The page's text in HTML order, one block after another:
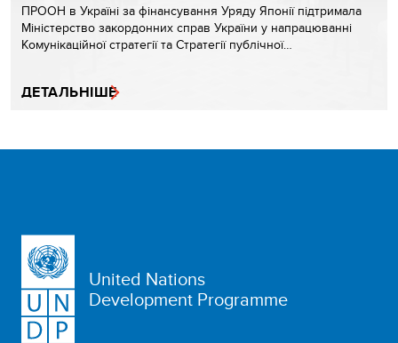
ПРООН в Україні за фінансування Уряду Японії підтримала
Міністерство закордонних справ України у напрацюванні
Комунікаційної стратегії та Стратегії публічної…
ДЕТАЛЬНІШЕ
United Nations
Development Programme